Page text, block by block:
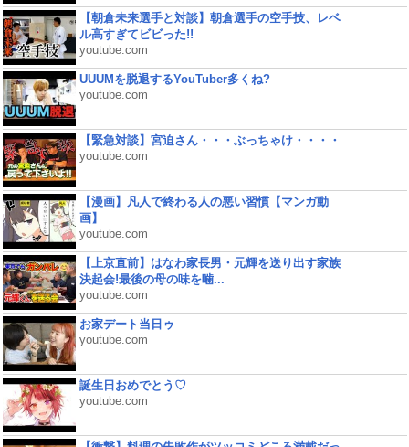
【朝倉未来選手と対談】朝倉選手の空手技、レベ
ル高すぎてビビった!!
youtube.com
UUUMを脱退するYouTuber多くね?
youtube.com
【緊急対談】宮迫さん・・・ぶっちゃけ・・・・
youtube.com
【漫画】凡人で終わる人の悪い習慣【マンガ動
画】
youtube.com
【上京直前】はなわ家長男・元輝を送り出す家族
決起会!最後の母の味を噛...
youtube.com
お家デート当日ゥ
youtube.com
誕生日おめでとう♡
youtube.com